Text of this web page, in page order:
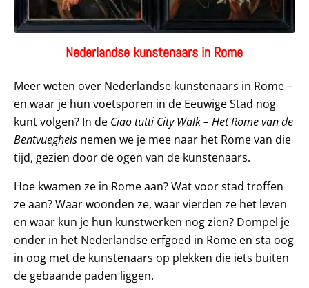
Nederlandse kunstenaars in Rome
Meer weten over Nederlandse kunstenaars in Rome –
en waar je hun voetsporen in de Eeuwige Stad nog
kunt volgen? In de Ciao tutti City Walk – Het Rome van de
Bentvueghels nemen we je mee naar het Rome van die
tijd, gezien door de ogen van de kunstenaars.
Hoe kwamen ze in Rome aan? Wat voor stad troffen
ze aan? Waar woonden ze, waar vierden ze het leven
en waar kun je hun kunstwerken nog zien? Dompel je
onder in het Nederlandse erfgoed in Rome en sta oog
in oog met de kunstenaars op plekken die iets buiten
de gebaande paden liggen.